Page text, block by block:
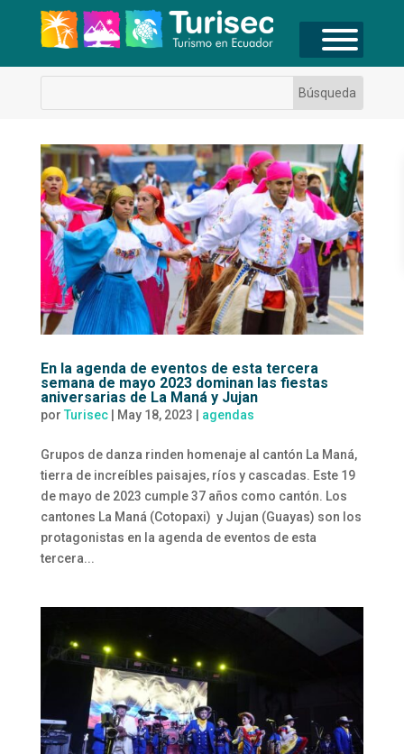
En la agenda de eventos de esta tercera
semana de mayo 2023 dominan las fiestas
aniversarias de La Maná y Jujan
por Turisec| May 18, 2023 | agendas
Grupos de danza rinden homenaje al cantón La Maná,
tierra de increíbles paisajes, ríos y cascadas. Este 19
de mayo de 2023 cumple 37 años como cantón. Los
cantones La Maná (Cotopaxi) y Jujan (Guayas) son los
protagonistas en la agenda de eventos de esta
tercera...